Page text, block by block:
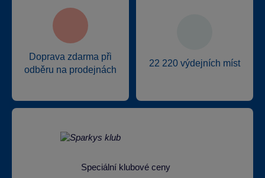
Doprava zdarma při
odběru na prodejnách
22 220 výdejních míst
Speciální klubové ceny